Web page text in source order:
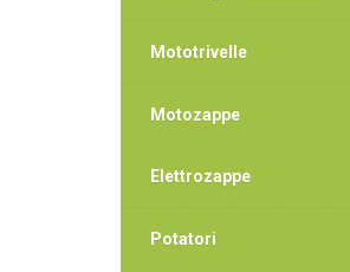
Mototrivelle
Motozappe
Elettrozappe
Potatori